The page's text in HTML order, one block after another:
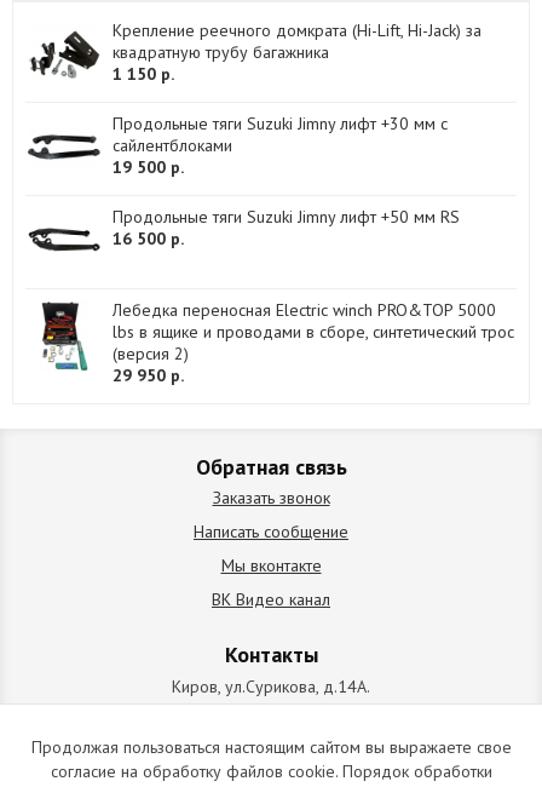
Крепление реечного домкрата (Hi-Lift, Hi-Jack) за
квадратную трубу багажника
1 150 р.
Продольные тяги Suzuki Jimny лифт +30 мм с
сайлентблоками
19 500 р.
Продольные тяги Suzuki Jimny лифт +50 мм RS
16 500 р.
Лебедка переносная Electric winch PRO&TOP 5000
lbs в ящике и проводами в сборе, синтетический трос
(версия 2)
29 950 р.
Обратная связь
Заказать звонок
Написать сообщение
Мы вконтакте
ВК Видео канал
Контакты
Киров, ул.Сурикова, д.14А.
схема проезда
+7 (912) 827-92-55
ИП Позолотин Евгений Валерьевич
Продолжая пользоваться настоящим сайтом вы выражаете свое
согласие на обработку файлов cookie. Порядок обработки